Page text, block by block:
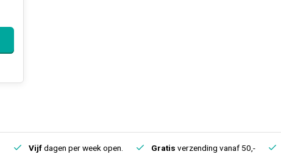
Vijfdagen per week open. Gratis verzending vanaf 50,-